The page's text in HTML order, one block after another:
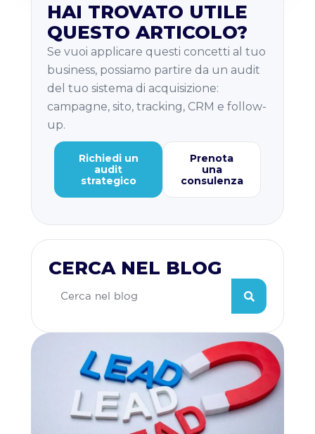
HAI TROVATO UTILE
QUESTO ARTICOLO?
Se vuoi applicare questi concetti al tuo
business, possiamo partire da un audit
del tuo sistema di acquisizione:
campagne, sito, tracking, CRM e follow-
up.
Richiedi un
audit
strategico
Prenota
una
consulenza
CERCA NEL BLOG